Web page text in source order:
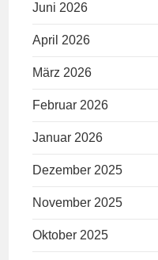
Juni 2026
April 2026
März 2026
Februar 2026
Januar 2026
Dezember 2025
November 2025
Oktober 2025